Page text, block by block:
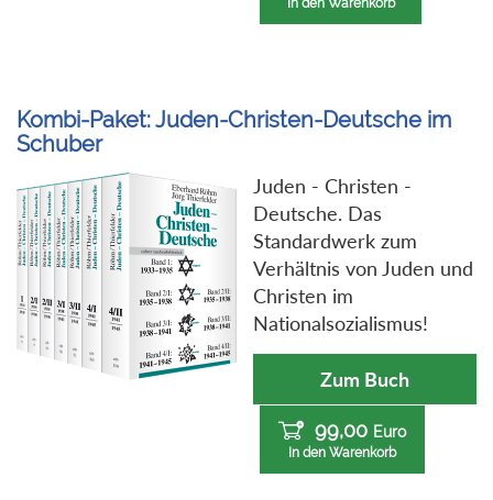
In den Warenkorb
Kombi-Paket: Juden-Christen-Deutsche im
Schuber
Juden - Christen -
Deutsche. Das
Standardwerk zum
Verhältnis von Juden und
Christen im
Nationalsozialismus!
Zum Buch
99,00 Euro
In den Warenkorb